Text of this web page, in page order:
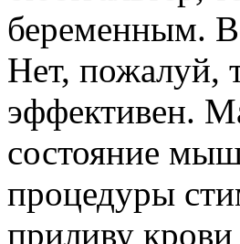
беременным.
Нет, пожалуй,
эффективен.
состояние
процедуры
приливу